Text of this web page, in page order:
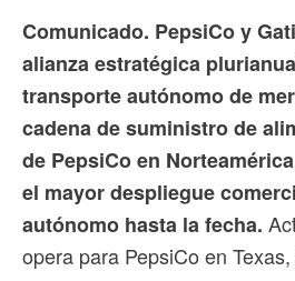
Comunicado. PepsiCo y
alianza estratégica
transporte autónomo de
cadena de suministro de
de PepsiCo en
el mayor despliegue
autónomo hasta la fecha.
opera para PepsiCo en